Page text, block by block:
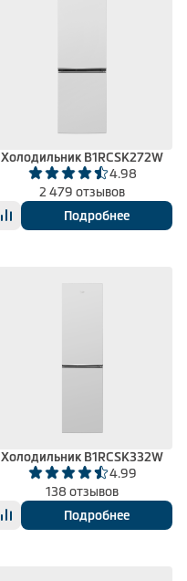
Холодильник B1RCSK272W
4.98
2 479 отзывов
Подробнее
Холодильник B1RCSK332W
4.99
138 отзывов
Подробнее